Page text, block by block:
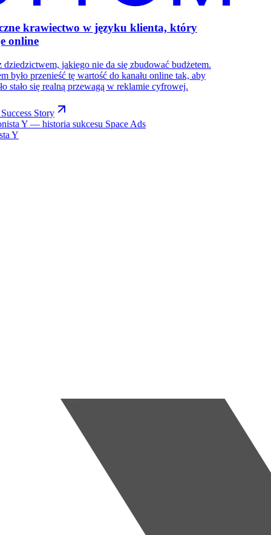
krawiectwo w języku klienta, który
online
dziedzictwem, jakiego nie da się zbudować budżetem.
było przenieść tę wartość do kanału online tak, aby
stało się realną przewagą w reklamie cyfrowej.
Story
Y